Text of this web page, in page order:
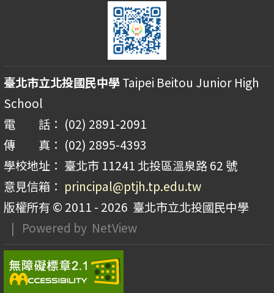
臺北市立北投國民中學Taipei Beitou Junior High
School
電 話： (02) 2891-2091
傳 真： (02) 2895-4393
學校地址： 臺北市 11241 北投區溫泉路 62 號
意見信箱： principal@ptjh.tp.edu.tw
版權所有 © 2011 - 2026 臺北市立北投國民中學
| Powered by NetView